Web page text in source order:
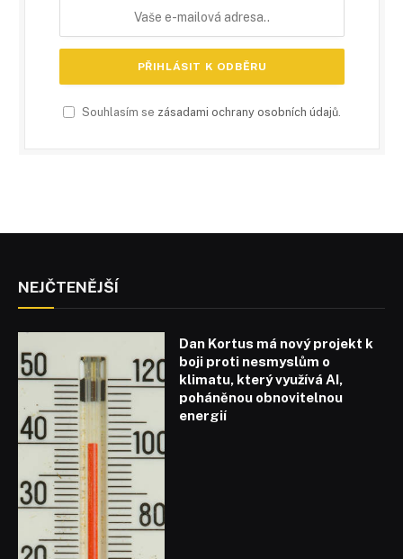
Souhlasím se zásadami ochrany osobních údajů.
NEJČTENĚJŠÍ
Dan Kortus má nový projekt k
boji proti nesmyslům o
klimatu, který využívá AI,
poháněnou obnovitelnou
energií